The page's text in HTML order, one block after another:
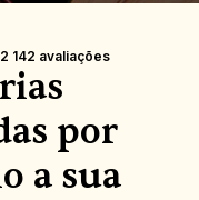
142 avaliações
por
a sua